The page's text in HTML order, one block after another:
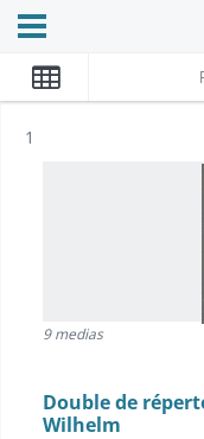
Ouvrir le menu
Résultat n°
1
9 medias
Double de
Wilhelm